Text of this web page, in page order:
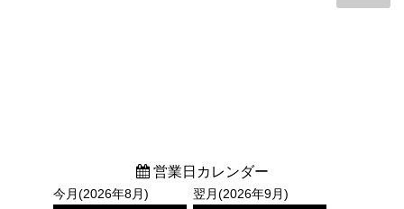
営業日カレンダー
今月(2026年8月)
翌月(2026年9月)